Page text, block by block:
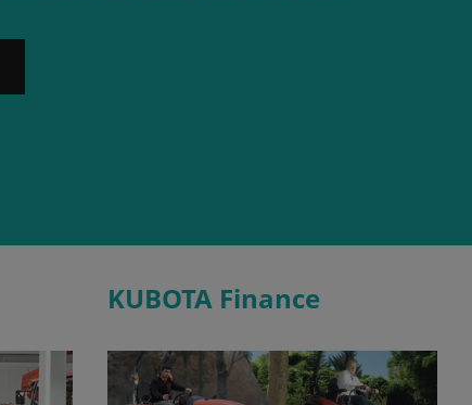
KUBOTA Finance